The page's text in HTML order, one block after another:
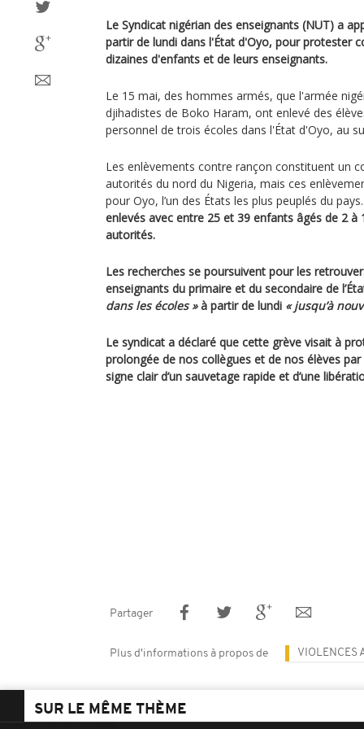
Le Syndicat nigérian des enseignants (NUT) a
partir de lundi dans l'État d'Oyo, pour protester
dizaines d'enfants et de leurs enseignants.
Le 15 mai, des hommes armés, que l'armée
djihadistes de Boko Haram, ont enlevé des
personnel de trois écoles dans l'État d'Oyo, au
Les enlèvements contre rançon constituent un
autorités du nord du Nigeria, mais ces
pour Oyo, l’un des États les plus peuplés du pays.
enlevés avec entre 25 et 39 enfants âgés de 2 à
autorités.
Les recherches se poursuivent pour les
enseignants du primaire et du secondaire de
dans les écoles »à partir de lundi « jusqu’à
Le syndicat a déclaré que cette grève visait à
prolongée de nos collègues et de nos élèves
signe clair d’un sauvetage rapide et d’une
Partager
Plus d'informations à propos de VIOLENCES
SUR LE MÊME THÈME